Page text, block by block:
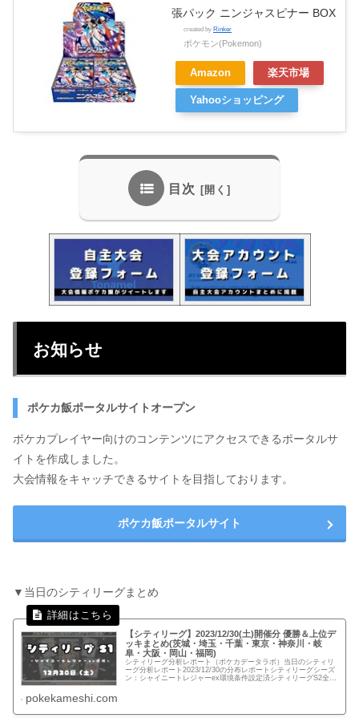
張パック ニンジャスピナー BOX
created by Rinker
ポケモン(Pokemon)
Amazon 楽天市場
Yahooショッピング
目次
お知らせ
ポケカ飯ポータルサイトオープン
ポケカプレイヤー向けのコンテンツにアクセスできるポータルサ
イトを作成しました。
大会情報をキャッチできるサイトを目指しております。
ポケカ飯ポータルサイト
▼当日のシティリーグまとめ
【シティリーグ】2023/12/30(土)開催分 優勝＆上位デ
ッキまとめ(茨城・埼玉・千葉・東京・神奈川・岐
阜・大阪・岡山・福岡)
シティリーグ分析レポート（ポケカデータラボ）当日のシティリ
ーグ分析レポート2023/12/30の分布レポートシティリーグシーズ
ン：シャイニートレジャーex環境条件設定済シティリーグS2全体
pokekameshi.com